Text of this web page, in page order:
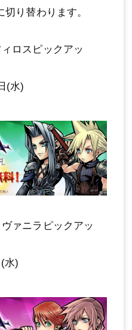
り替わります。
ロスピックアッ
(水)
ァニラピックアッ
水)